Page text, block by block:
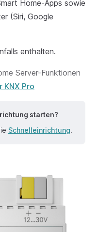
Home-Apps sowie
(Siri, Google
enthalten.
Server-Funktionen
KNX Pro
starten?
Schnelleinrichtung.